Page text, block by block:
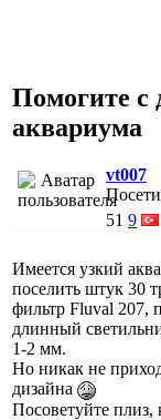
Помогите с
аквариума
vt007
51 9
Имеется узкий
поселить штук 30
фильтр Fluval 207,
длинный
1-2 мм.
Но никак не
дизайна
Посоветуйте плиз,